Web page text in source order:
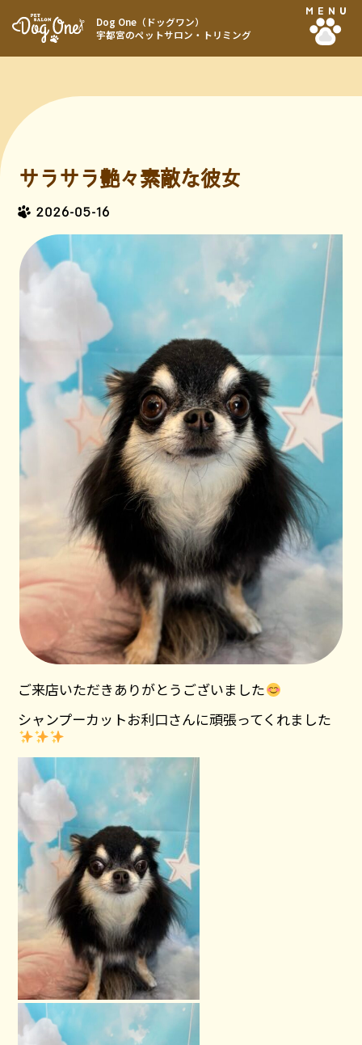
Dog One（ドッグワン）
宇都宮のペットサロン・トリミング
MENU
サラサラ艶々素敵な彼女
2026-05-16
ご来店いただきありがとうございました
シャンプーカットお利口さんに頑張ってくれました